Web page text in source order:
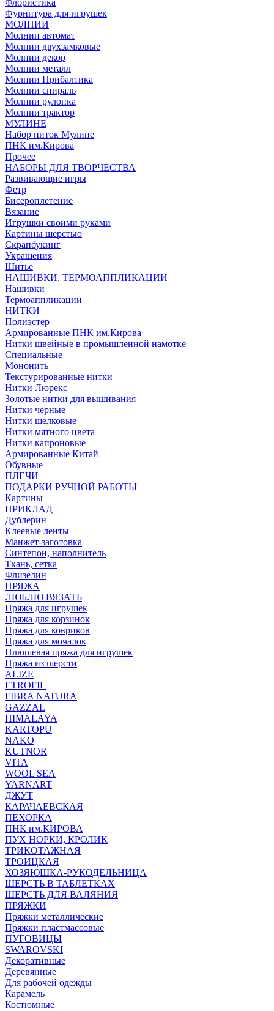
Флористика
Фурнитура для игрушек
МОЛНИИ
Молнии автомат
Молнии двухзамковые
Молнии декор
Молнии металл
Молнии Прибалтика
Молнии спираль
Молнии рулонка
Молнии трактор
МУЛИНЕ
Набор ниток Мулине
ПНК им.Кирова
Прочее
НАБОРЫ ДЛЯ ТВОРЧЕСТВА
Развивающие игры
Фетр
Бисероплетение
Вязание
Игрушки своими руками
Картины шерстью
Скрапбукинг
Украшения
Шитье
НАШИВКИ, ТЕРМОАППЛИКАЦИИ
Нашивки
Термоаппликации
НИТКИ
Полиэстер
Армированные ПНК им.Кирова
Нитки швейные в промышленной намотке
Специальные
Мононить
Текстурированные нитки
Нитки Люрекс
Золотые нитки для вышивания
Нитки черные
Нитки шелковые
Нитки мятного цвета
Нитки капроновые
Армированные Китай
Обувные
ПЛЕЧИ
ПОДАРКИ РУЧНОЙ РАБОТЫ
Картины
ПРИКЛАД
Дублерин
Клеевые ленты
Манжет-заготовка
Синтепон, наполнитель
Ткань, сетка
Флизелин
ПРЯЖА
ЛЮБЛЮ ВЯЗАТЬ
Пряжа для игрушек
Пряжа для корзинок
Пряжа для ковриков
Пряжа для мочалок
Плюшевая пряжа для игрушек
Пряжа из шерсти
ALIZE
ETROFIL
FIBRA NATURA
GAZZAL
HIMALAYA
KARTOPU
NAKO
KUTNOR
VITA
WOOL SEA
YARNART
ДЖУТ
КАРАЧАЕВСКАЯ
ПЕХОРКА
ПНК им.КИРОВА
ПУХ НОРКИ, КРОЛИК
ТРИКОТАЖНАЯ
ТРОИЦКАЯ
ХОЗЯЮШКА-РУКОДЕЛЬНИЦА
ШЕРСТЬ В ТАБЛЕТКАХ
ШЕРСТЬ ДЛЯ ВАЛЯНИЯ
ПРЯЖКИ
Пряжки металлические
Пряжки пластмассовые
ПУГОВИЦЫ
SWAROVSKI
Декоративные
Деревянные
Для рабочей одежды
Карамель
Костюмные